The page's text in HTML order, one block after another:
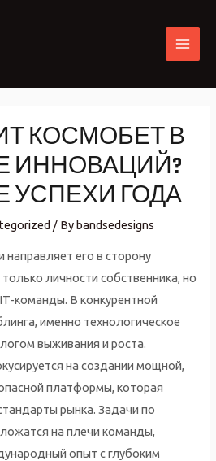
КОСМОБЕТ В
ИННОВАЦИЙ?
УСПЕХИ ГОДА
/ Bybandsedesigns
его в сторону
личности собственника, но
команды. В конкурентной
именно технологическое
выживания и роста.
на создании мощной,
платформы, которая
рынка. Задачи по
на плечи команды,
опыт с глубоким